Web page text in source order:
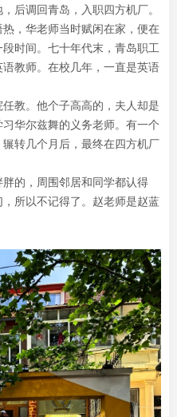
后调回青岛，入职四方机厂。
，华老师当时赋闲在家，便在
时间。七十年代末，青岛职工
教师。在校几年，一直是英语
教。他个子高高的，夫人却是
华尔兹舞的义务老师。有一个
转几个月后，最终在四方机厂
的，周围邻居和同学都认得
所以不记得了。赵老师是赵蓝